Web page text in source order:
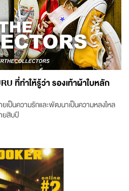
ที่ทำให้รู้ว่า รองเท้าผ้าใบหลัก
เป็นความรักและพัฒนาเป็นความหลงใหล
ยสิบปี